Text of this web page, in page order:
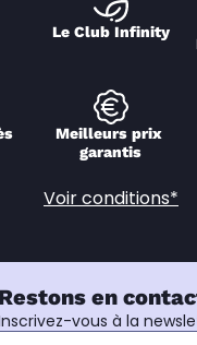
Le Club Infinity
Meilleurs prix
garantis
Voir conditions*
Restons en
vous à la